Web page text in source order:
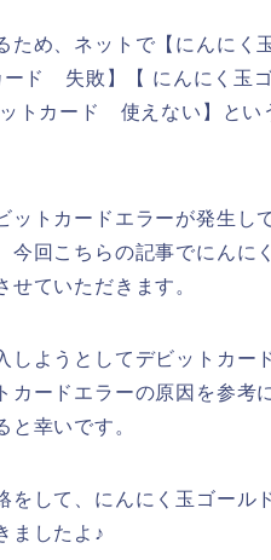
ため、ネットで【にんにく
ド 失敗】【 にんにく玉
トカード 使えない】とい
トカードエラーが発生し
今回こちらの記事でにんに
ていただきます。
ようとしてデビットカー
ードエラーの原因を参考
幸いです。
して、にんにく玉ゴール
ましたよ♪